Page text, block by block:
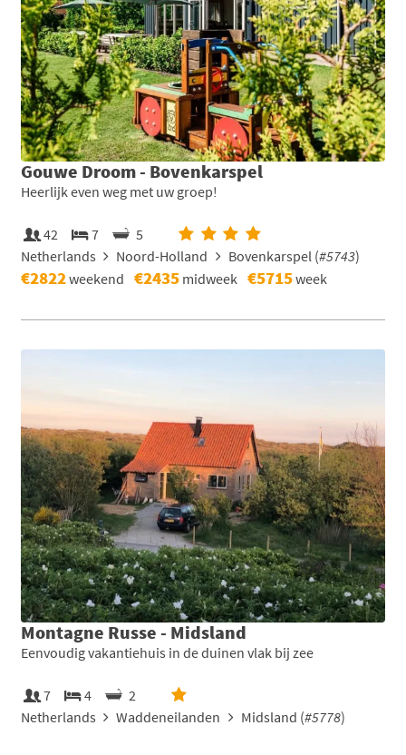
Gouwe Droom - Bovenkarspel
Heerlijk even weg met uw groep!
42 7
5
Netherlands
Noord-Holland Bovenkarspel (#5743)
€2822weekend €2435 midweek €5715week
Montagne Russe - Midsland
Eenvoudig vakantiehuis in de duinen vlak bij zee
7 4
2
Netherlands
Waddeneilanden Midsland (#5778)